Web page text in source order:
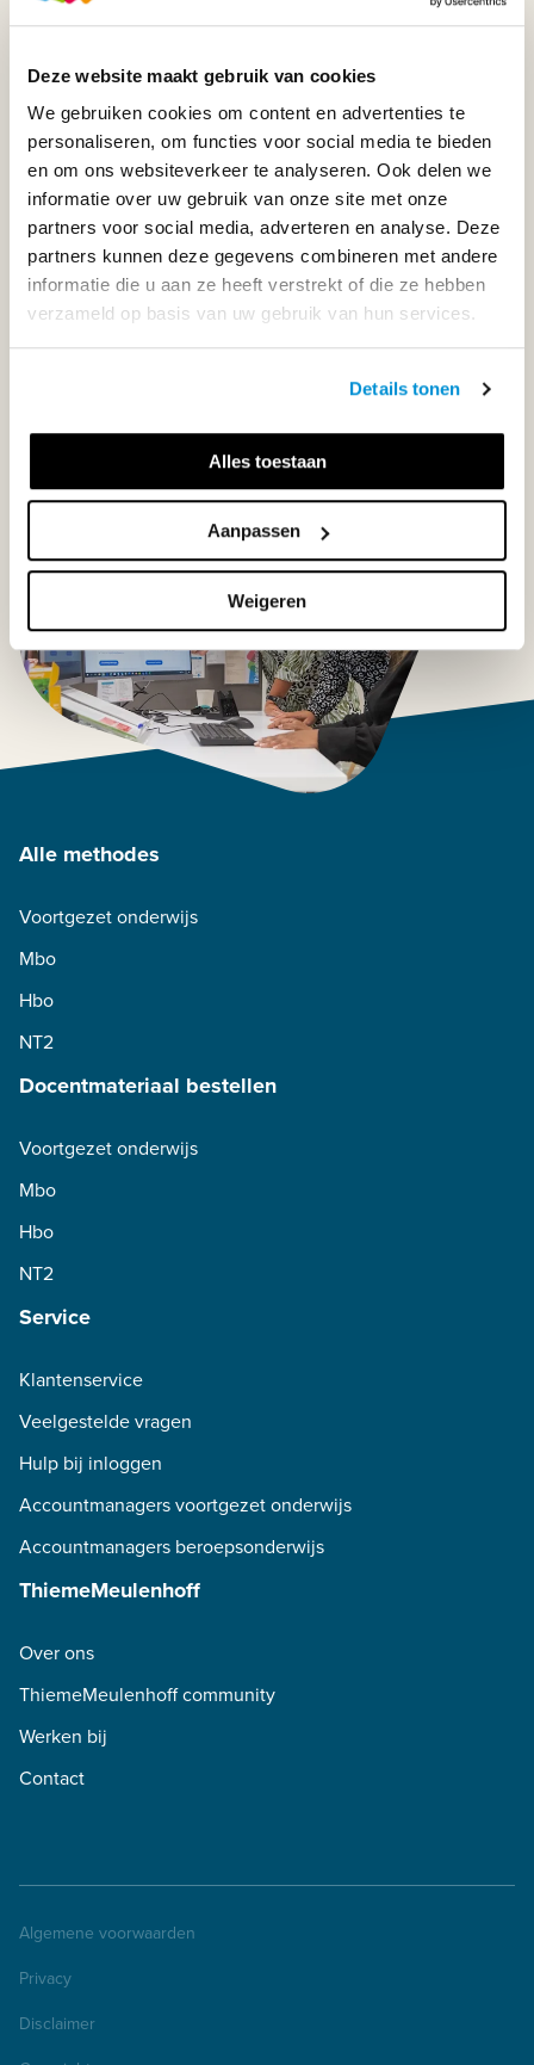
Deze website maakt gebruik van cookies
We gebruiken cookies om content en advertenties te
personaliseren, om functies voor social media te bieden
en om ons websiteverkeer te analyseren. Ook delen we
informatie over uw gebruik van onze site met onze
partners voor social media, adverteren en analyse. Deze
partners kunnen deze gegevens combineren met andere
informatie die u aan ze heeft verstrekt of die ze hebben
verzameld op basis van uw gebruik van hun services.
Details tonen
Alles toestaan
Aanpassen
Weigeren
WIJ STAAN VOOR JE KLAAR!
Maandag t/m vrijdag | 08.00 - 17.00 uur
Klantenservice
Neem contact op
Alle methodes
Voortgezet onderwijs
Mbo
Hbo
NT2
Docentmateriaal bestellen
Voortgezet onderwijs
Mbo
Hbo
NT2
Service
Klantenservice
Veelgestelde vragen
Hulp bij inloggen
Accountmanagers voortgezet onderwijs
Accountmanagers beroepsonderwijs
ThiemeMeulenhoff
Over ons
ThiemeMeulenhoff community
Werken bij
Contact
Algemene voorwaarden
Privacy
Disclaimer